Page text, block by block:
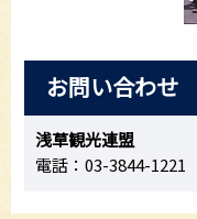
お問い合わせ
浅草観光連盟
電話：03-3844-1221